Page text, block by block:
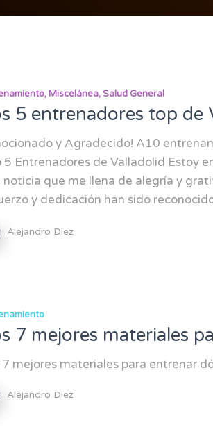
Miscelánea Salud General
5 entrenadores top de
y Agradecido! A10
5 Entrenadores de Valladolid Estoy
noticia que me llena de alegría y
y dedicación han sido
Alejandro Diez
7 mejores materiales
7 mejores materiales para entrenar
Alejandro Diez